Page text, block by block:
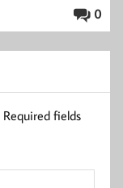
0
Required fields